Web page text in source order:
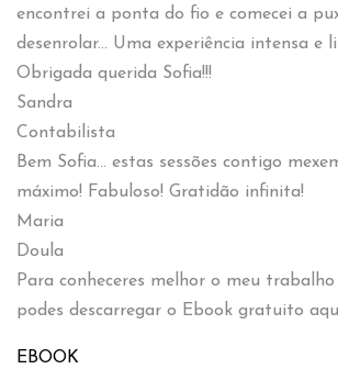
encontrei a ponta do fio e comecei a
desenrolar... Uma experiência intensa e
Obrigada querida Sofia!!!
Sandra
Contabilista
Bem Sofia... estas sessões contigo
máximo! Fabuloso! Gratidão infinita!
Maria
Doula
Para conheceres melhor o meu trabalho
podes descarregar o Ebook gratuito
EBOOK